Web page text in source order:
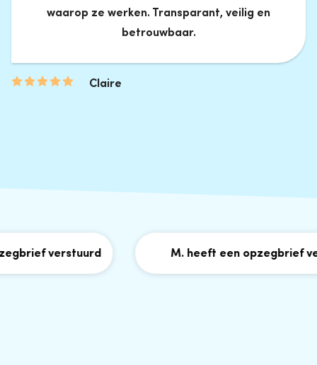
waarop ze werken. Transparant, veilig en
betrouwbaar.
Claire
verstuurd M. heeft een opzegbrief